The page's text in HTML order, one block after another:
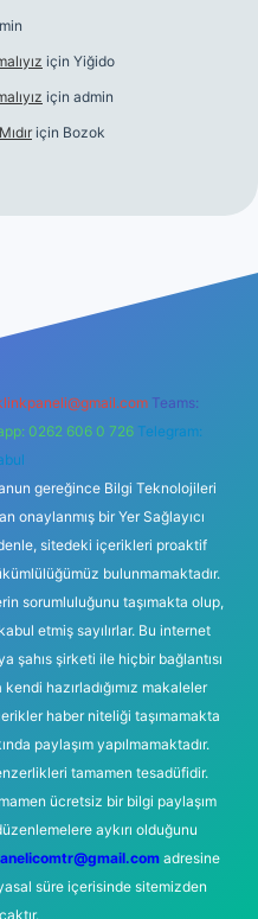
için Yiğido
için admin
için Bozok
Teams:
0262 606 0 726 Telegram:
gereğince Bilgi Teknolojileri
onaylanmış bir Yer Sağlayıcı
sitedeki içerikleri proaktif
bulunmamaktadır.
sorumluluğunu taşımakta olup,
etmiş sayılırlar. Bu internet
şahıs şirketi ile hiçbir bağlantısı
hazırladığımız makaleler
haber niteliği taşımamakta
paylaşım yapılmamaktadır.
tamamen tesadüfidir.
ücretsiz bir bilgi paylaşım
aykırı olduğunu
adresine
süre içerisinde sitemizden